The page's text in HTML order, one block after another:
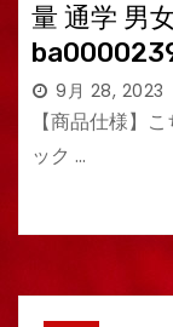
量 通学 男
9月 28, 2023
【商品仕様】
ック …